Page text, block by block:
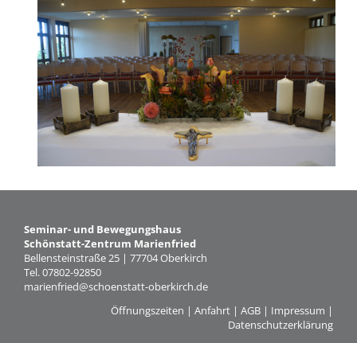
Seminar- und Bewegungshaus
Schönstatt-Zentrum Marienfried
Bellensteinstraße 25 | 77704 Oberkirch
Tel. 07802-92850
marienfried@schoenstatt-oberkirch.de
Öffnungszeiten | Anfahrt | AGB | Impressum |
Datenschutzerklärung